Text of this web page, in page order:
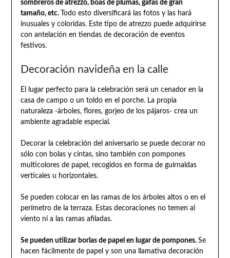
sombreros de atrezzo, boas de plumas, gafas de gran
tamaño, etc.
Todo esto diversificará las fotos y las hará
inusuales y coloridas. Este tipo de atrezzo puede adquirirse
con antelación en tiendas de decoración de eventos
festivos.
Decoración navideña en la calle
El lugar perfecto para la celebración será un cenador en la
casa de campo o un toldo en el porche. La propia
naturaleza -árboles, flores, gorjeo de los pájaros- crea un
ambiente agradable especial.
Decorar la celebración del aniversario se puede decorar no
sólo con bolas y cintas, sino también con pompones
multicolores de papel, recogidos en forma de guirnaldas
verticales u horizontales.
Se pueden colocar en las ramas de los árboles altos o en el
perímetro de la terraza. Estas decoraciones no temen al
viento ni a las ramas afiladas.
Se pueden utilizar borlas de papel en lugar de pompones. Se
hacen fácilmente de papel y son una llamativa decoración